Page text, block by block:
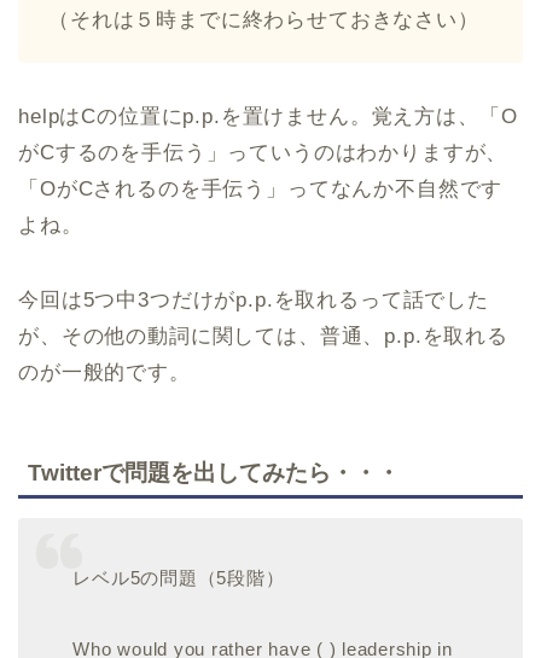
（それは５時までに終わらせておきなさい）
helpはCの位置にp.p.を置けません。覚え方は、「O
がCするのを手伝う」っていうのはわかりますが、
「OがCされるのを手伝う」ってなんか不自然です
よね。
今回は5つ中3つだけがp.p.を取れるって話でした
が、その他の動詞に関しては、普通、p.p.を取れる
のが一般的です。
Twitterで問題を出してみたら・・・
レベル5の問題（5段階）
Who would you rather have ( ) leadership in